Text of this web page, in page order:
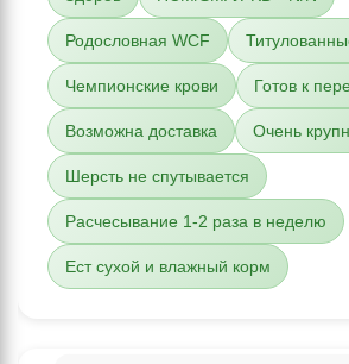
Родословная WCF
Чемпионские крови Готов к
Возможна доставка Очень
Шерсть не спутывается
Расчесывание 1-2 раза в неделю
Ест сухой и влажный корм